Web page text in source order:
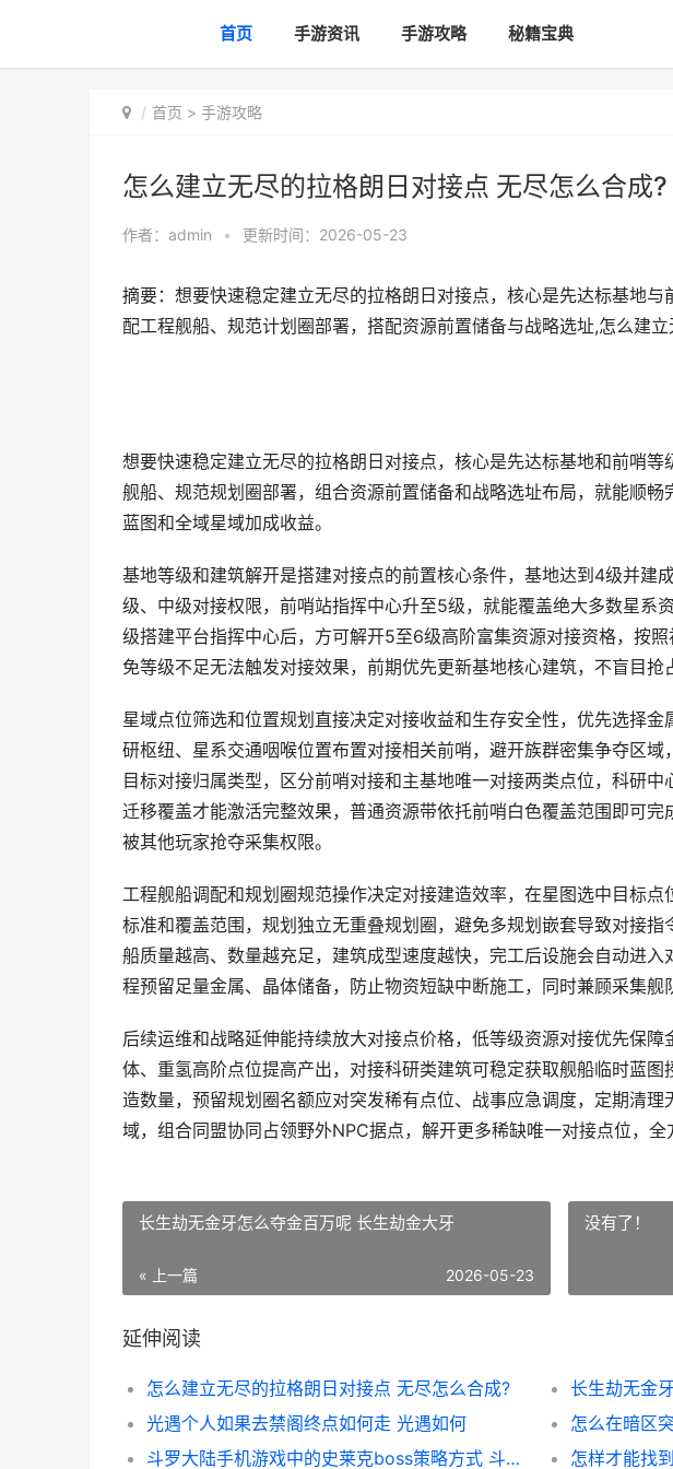
首页 手游资讯 手游攻略 秘籍宝典
首页 > 手游攻略
怎么建立无尽的拉格朗日对接点 无尽怎么合成?
作者： admin • 更新时间：2026-05-23
摘要：想要快速稳定建立无尽的拉格朗日对接点，核心是先达标基地
配工程舰船、规范计划圈部署，搭配资源前置储备与战略选址,怎么建
想要快速稳定建立无尽的拉格朗日对接点，核心是先达标基地和前哨
舰船、规范规划圈部署，组合资源前置储备和战略选址布局，就能顺畅
蓝图和全域星域加成收益。
基地等级和建筑解开是搭建对接点的前置核心条件，基地达到4级并建
级、中级对接权限，前哨站指挥中心升至5级，就能覆盖绝大多数星系
级搭建平台指挥中心后，方可解开5至6级高阶富集资源对接资格，按
免等级不足无法触发对接效果，前期优先更新基地核心建筑，不盲目抢
星域点位筛选和位置规划直接决定对接收益和生存安全性，优先选择
研枢纽、星系交通咽喉位置布置对接相关前哨，避开族群密集争夺区
目标对接归属类型，区分前哨对接和主基地唯一对接两类点位，科研
迁移覆盖才能激活完整效果，普通资源带依托前哨白色覆盖范围即可
被其他玩家抢夺采集权限。
工程舰船调配和规划圈规范操作决定对接建造效率，在星图选中目标
标准和覆盖范围，规划独立无重叠规划圈，避免多规划嵌套导致对接
船质量越高、数量越充足，建筑成型速度越快，完工后设施会自动进
程预留足量金属、晶体储备，防止物资短缺中断施工，同时兼顾采集舰
后续运维和战略延伸能持续放大对接点价格，低等级资源对接优先保
体、重氢高阶点位提高产出，对接科研类建筑可稳定获取舰船临时蓝
造数量，预留规划圈名额应对突发稀有点位、战事应急调度，定期清
域，组合同盟协同占领野外NPC据点，解开更多稀缺唯一对接点位，全
长生劫无金牙怎么夺金百万呢 长生劫金大牙
« 上一篇 2026-05-23
没有了！
延伸阅读
怎么建立无尽的拉格朗日对接点 无尽怎么合成?
长生劫无金
光遇个人如果去禁阁终点如何走 光遇如何
斗罗大陆手机游戏中的史莱克boss策略方式 斗罗大陆手机游戏下载